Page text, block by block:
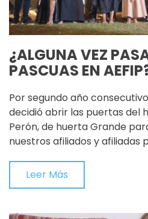
¿ALGUNA VEZ
PASCUAS EN
Por segundo año
decidió abrir las puertas del
Perón, de huerta Grande
nuestros afiliados y afiliadas
Leer Más